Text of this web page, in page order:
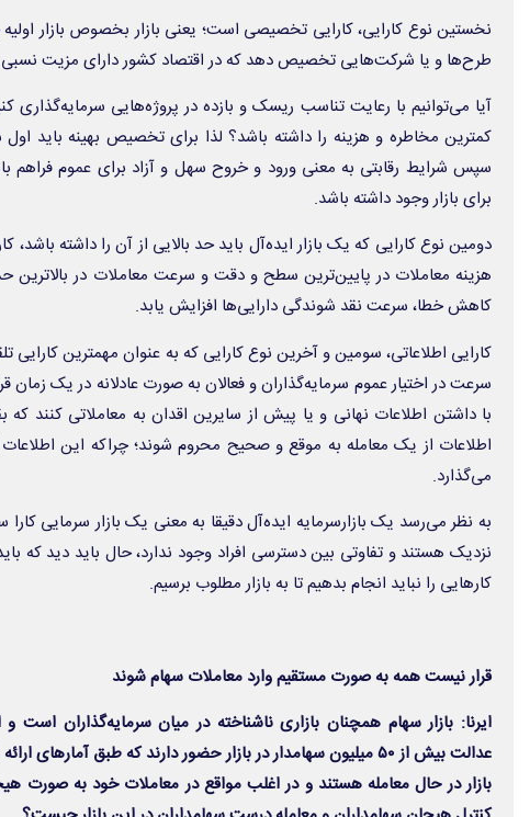
نخستین نوع کارایی، کارایی تخصیصی است؛ یعنی بازار بخصوص بازار
طرح‌ها و یا شرکت‌هایی تخصیص دهد که در اقتصاد کشور دارای مزیت
آیا می‌توانیم با رعایت تناسب ریسک و بازده در پروژه‌هایی سرمایه‌گذاری
کمترین مخاطره و هزینه را داشته باشد؟ لذا برای تخصیص بهینه باید اول
سپس شرایط رقابتی به معنی ورود و خروح سهل و آزاد برای عموم فراهم
برای بازار وجود داشته باشد.
دومین نوع کارایی که یک بازار ایده‌آل باید حد بالایی از آن را داشته
هزینه معاملات در پایین‌ترین سطح و دقت و سرعت معاملات در بالاترین
کاهش خطا، سرعت نقد شوندگی دارایی‌ها افزایش یابد.
کارایی اطلاعاتی، سومین و آخرین نوع کارایی که به عنوان مهمترین کارایی
سرعت در اختیار عموم سرمایه‌گذاران و فعالان به صورت عادلانه در یک زمان
با داشتن اطلاعات نهانی و یا پیش از سایرین اقدان به معاملاتی کنند
اطلاعات از یک معامله به موقع و صحیح محروم شوند؛ چراکه این
می‌گذارد.
به نظر می‌رسد یک بازارسرمایه ایده‌آل دقیقا به معنی یک بازار سرمایی
نزدیک هستند و تفاوتی بین دسترسی افراد وجود ندارد، حال باید دید که
کارهایی را نباید انجام بدهیم تا به بازار مطلوب برسیم.
قرار نیست همه به صورت مستقیم وارد معاملات سهام شوند
ایرنا: بازار سهام همچنان بازاری ناشناخته در میان سرمایه‌گذاران
عدالت بیش از ۵۰ میلیون سهامدار در بازار حضور دارند که طبق
بازار در حال معامله هستند و در اغلب مواقع در معاملات خود به صورت